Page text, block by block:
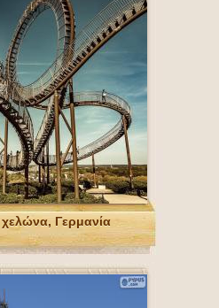
χελώνα, Γερμανία